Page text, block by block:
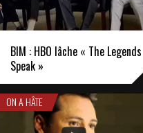
BIM : HBO lâche « The Legends
Speak »
ON A HÂTE